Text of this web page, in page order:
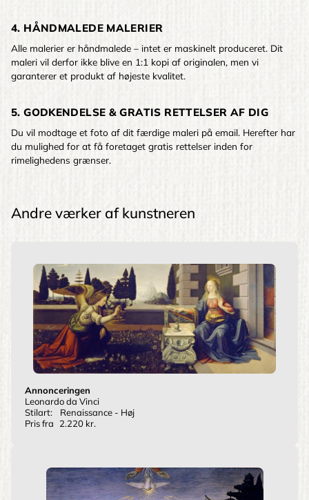
4. HÅNDMALEDE MALERIER
Alle malerier er håndmalede – intet er maskinelt produceret. Dit
maleri vil derfor ikke blive en 1:1 kopi af originalen, men vi
garanterer et produkt af højeste kvalitet.
5. GODKENDELSE & GRATIS RETTELSER AF DIG
Du vil modtage et foto af dit færdige maleri på email. Herefter har
du mulighed for at få foretaget gratis rettelser inden for
rimelighedens grænser.
Andre værker af kunstneren
Annonceringen
Leonardo da Vinci
Stilart:
Renaissance - Høj
Pris fra
2.220 kr.